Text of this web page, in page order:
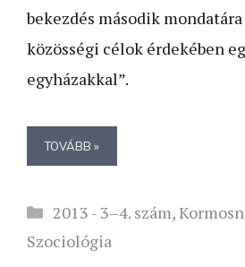
bekezdés második
közösségi célok érdekében
egyházakkal”.
TOVÁBB »
Kategória
2013 - 3–4. szám,
Szociológia